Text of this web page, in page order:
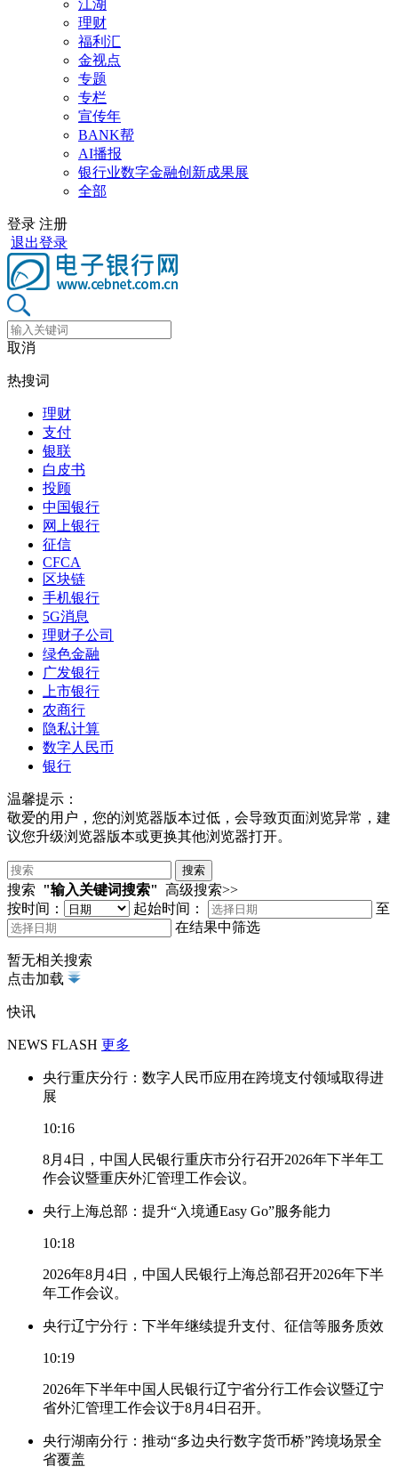
江湖
理财
福利汇
金视点
专题
专栏
宣传年
BANK帮
AI播报
银行业数字金融创新成果展
全部
登录 注册
退出登录
取消
热搜词
理财
支付
银联
白皮书
投顾
中国银行
网上银行
征信
CFCA
区块链
手机银行
5G消息
理财子公司
绿色金融
广发银行
上市银行
农商行
隐私计算
数字人民币
银行
温馨提示：
敬爱的用户，您的浏览器版本过低，会导致页面浏览异常，建
议您升级浏览器版本或更换其他浏览器打开。
搜索 "输入关键词搜索" 高级搜索>>
按时间：
起始时间：
至
在结果中筛选
暂无相关搜索
点击加载
快讯
NEWS FLASH 更多
央行重庆分行：数字人民币应用在跨境支付领域取得进
展
10:16
8月4日，中国人民银行重庆市分行召开2026年下半年工
作会议暨重庆外汇管理工作会议。
央行上海总部：提升“入境通Easy Go”服务能力
10:18
2026年8月4日，中国人民银行上海总部召开2026年下半
年工作会议。
央行辽宁分行：下半年继续提升支付、征信等服务质效
10:19
2026年下半年中国人民银行辽宁省分行工作会议暨辽宁
省外汇管理工作会议于8月4日召开。
央行湖南分行：推动“多边央行数字货币桥”跨境场景全
省覆盖